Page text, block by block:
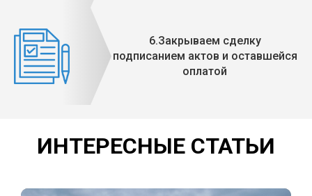
6.Закрываем сделку
подписанием актов и оставшейся
оплатой
ИНТЕРЕСНЫЕ СТАТЬИ